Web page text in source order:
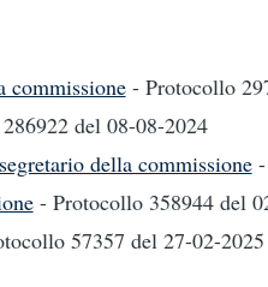
commissione - Protocollo
del 08-08-2024
della commissione
- Protocollo 358944 del
57357 del 27-02-2025